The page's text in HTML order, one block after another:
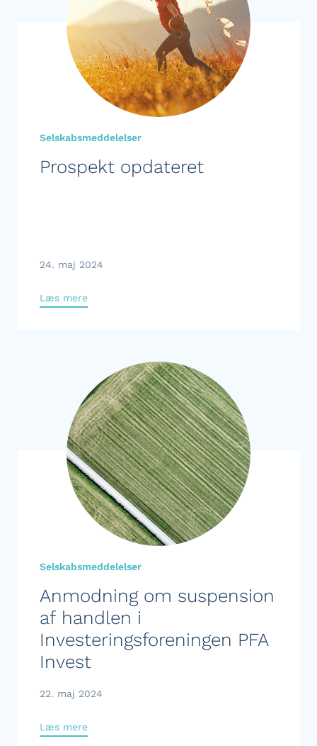
Selskabsmeddelelser
Prospekt opdateret
24. maj 2024
Læs mere
Selskabsmeddelelser
Anmodning om suspension
af handlen i
Investeringsforeningen PFA
Invest
22. maj 2024
Læs mere